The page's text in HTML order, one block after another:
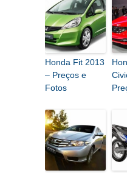
Honda Fit 2013
– Preços e
Fotos